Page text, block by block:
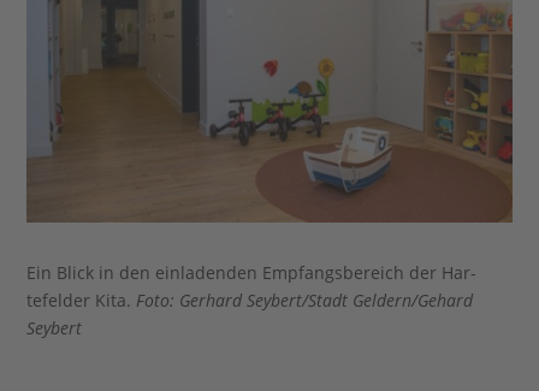
Ein Blick in den einladenden Empfangsbereich der Har­
tefelder Kita. Foto: Gerhard Seybert/Stadt Geldern/Gehard
Seybert